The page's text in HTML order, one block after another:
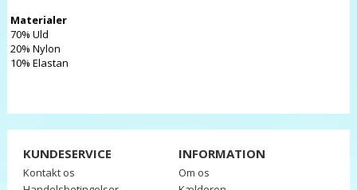
Materialer
70% Uld
20% Nylon
10% Elastan
KUNDESERVICE
Kontakt os
INFORMATION
Om os